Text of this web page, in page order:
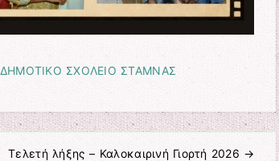
ΔΗΜΟΤΙΚΟ ΣΧΟΛΕΙΟ ΣΤΑΜΝΑΣ
Τελετή λήξης – Καλοκαιρινή Γιορτή 2026 →